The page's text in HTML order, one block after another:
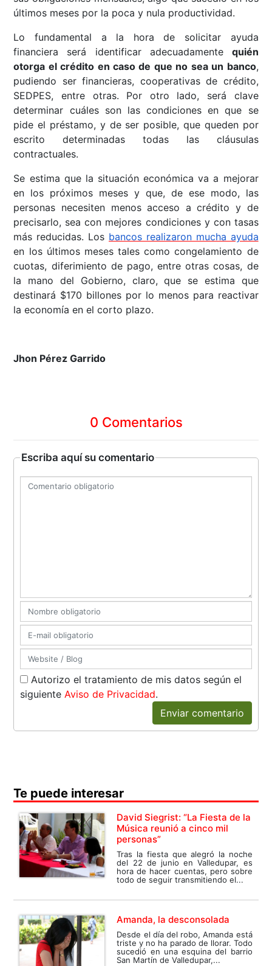
últimos meses por la poca y nula productividad.
Lo fundamental a la hora de solicitar ayuda
financiera será identificar adecuadamente quién
otorga el crédito en caso de que no sea un banco,
pudiendo ser financieras, cooperativas de crédito,
SEDPES, entre otras. Por otro lado, será clave
determinar cuáles son las condiciones en que se
pide el préstamo, y de ser posible, que queden por
escrito determinadas todas las cláusulas
contractuales.
Se estima que la situación económica va a mejorar
en los próximos meses y que, de ese modo, las
personas necesiten menos acceso a crédito y de
precisarlo, sea con mejores condiciones y con tasas
más reducidas. Los bancos realizaron mucha ayuda
en los últimos meses tales como congelamiento de
cuotas, diferimiento de pago, entre otras cosas, de
la mano del Gobierno, claro, que se estima que
destinará $170 billones por lo menos para reactivar
la economía en el corto plazo.
Jhon Pérez Garrido
0 Comentarios
Escriba aquí su comentario
Autorizo el tratamiento de mis datos según el
siguienteAviso de Privacidad.
Enviar comentario
Te puede interesar
David Siegrist: “La Fiesta de la
Música reunió a cinco mil
personas”
Tras la fiesta que alegró la noche
del 22 de junio en Valledupar, es
hora de hacer cuentas, pero sobre
todo de seguir transmitiendo el...
Amanda, la desconsolada
Desde el día del robo, Amanda está
triste y no ha parado de llorar. Todo
sucedió en una esquina del barrio
San Martín de Valledupar,...